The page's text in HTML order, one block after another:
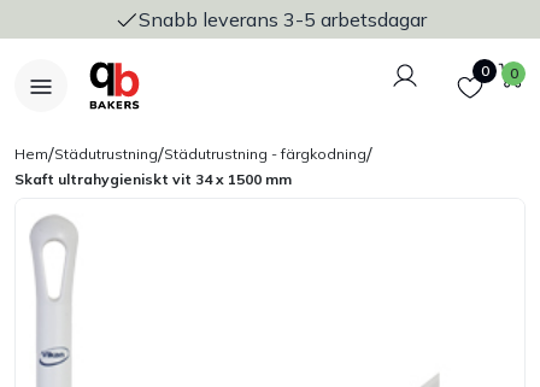
Snabb leverans 3-5 arbetsdagar
Logga in
Favoriter
0 0
Nyheter
Bakers Pureline
Bageriplåtar & bakformar
Hem/Städutrustning/Städutrustning - färgkodning/
Skaft ultrahygieniskt vit 34 x 1500 mm